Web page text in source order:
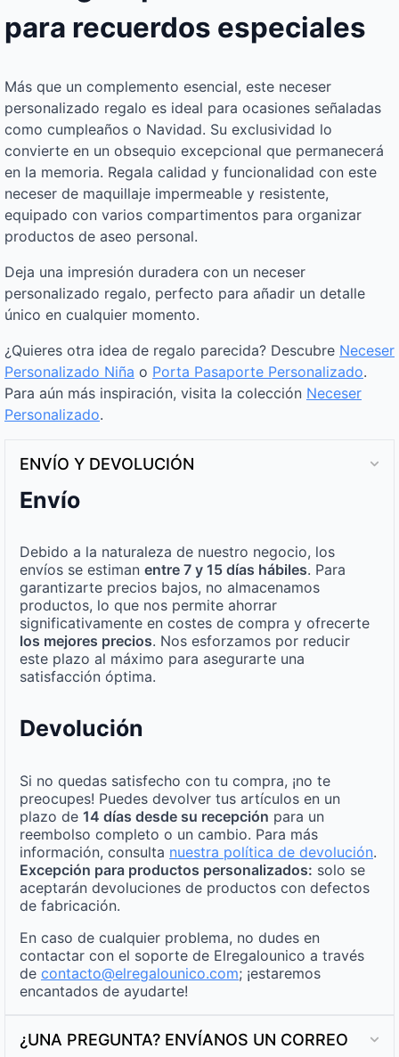
para recuerdos especiales
Más que un complemento esencial, este neceser
personalizado regalo es ideal para ocasiones señaladas
como cumpleaños o Navidad. Su exclusividad lo
convierte en un obsequio excepcional que permanecerá
en la memoria. Regala calidad y funcionalidad con este
neceser de maquillaje impermeable y resistente,
equipado con varios compartimentos para organizar
productos de aseo personal.
Deja una impresión duradera con un neceser
personalizado regalo, perfecto para añadir un detalle
único en cualquier momento.
¿Quieres otra idea de regalo parecida? Descubre Neceser
Personalizado Niña o Porta Pasaporte Personalizado.
Para aún más inspiración, visita la colección Neceser
Personalizado.
ENVÍO Y DEVOLUCIÓN
Envío
Debido a la naturaleza de nuestro negocio, los
envíos se estiman entre 7 y 15 días hábiles. Para
garantizarte precios bajos, no almacenamos
productos, lo que nos permite ahorrar
significativamente en costes de compra y ofrecerte
los mejores precios. Nos esforzamos por reducir
este plazo al máximo para asegurarte una
satisfacción óptima.
Devolución
Si no quedas satisfecho con tu compra, ¡no te
preocupes! Puedes devolver tus artículos en un
plazo de 14 días desde su recepción para un
reembolso completo o un cambio. Para más
información, consulta nuestra política de devolución.
Excepción para productos personalizados: solo se
aceptarán devoluciones de productos con defectos
de fabricación.
En caso de cualquier problema, no dudes en
contactar con el soporte de Elregalounico a través
de contacto@elregalounico.com; ¡estaremos
encantados de ayudarte!
¿UNA PREGUNTA? ENVÍANOS UN CORREO